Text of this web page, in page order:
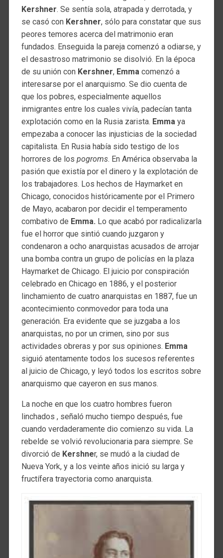
Kershner. Se sentía sola, atrapada y derrotada, y
se casó con Kershner, sólo para constatar que sus
peores temores acerca del matrimonio eran
fundados. Enseguida la pareja comenzó a odiarse, y
el desastroso matrimonio se disolvió. En la época
de su unión con Kershner, Emmacomenzó a
interesarse por el anarquismo. Se dio cuenta de
que los pobres, especialmente aquellos
inmigrantes entre los cuales vivía, padecían tanta
explotación como en la Rusia zarista. Emmaya
empezaba a conocer las injusticias de la sociedad
capitalista. En Rusia había sido testigo de los
horrores de los pogroms. En América observaba la
pasión que existía por el dinero y la explotación de
los trabajadores. Los hechos de Haymarket en
Chicago, conocidos históricamente por el Primero
de Mayo, acabaron por decidir el temperamento
combativo de Emma. Lo que acabó por radicalizarla
fue el horror que sintió cuando juzgaron y
condenaron a ocho anarquistas acusados de arrojar
una bomba contra un grupo de policías en la plaza
Haymarket de Chicago. El juicio por conspiración
celebrado en Chicago en 1886, y el posterior
linchamiento de cuatro anarquistas en 1887, fue un
acontecimiento conmovedor para toda una
generación. Era evidente que se juzgaba a los
anarquistas, no por un crimen, sino por sus
actividades obreras y por sus opiniones. Emma
siguió atentamente todos los sucesos referentes
al juicio de Chicago, y leyó todos los escritos sobre
anarquismo que cayeron en sus manos.
La noche en que los cuatro hombres fueron
linchados , señaló mucho tiempo después, fue
cuando verdaderamente dio comienzo su vida. La
rebelde se volvió revolucionaria para siempre. Se
divorció de Kershner, se mudó a la ciudad de
Nueva York, y a los veinte años inició su larga y
fructífera trayectoria como anarquista.